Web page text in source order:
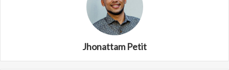
Jhonattam Petit